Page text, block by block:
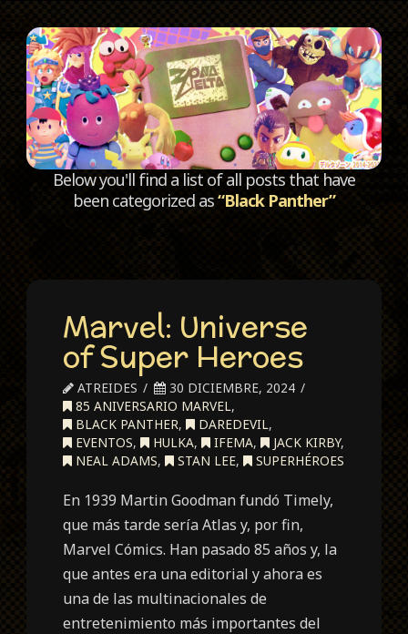
Below you'll find a list of all posts that have
been categorized as“Black Panther”
Marvel: Universe
of Super Heroes
ATREIDES
30 DICIEMBRE, 2024
85 ANIVERSARIO MARVEL,
BLACK PANTHER, DAREDEVIL,
EVENTOS, HULKA, IFEMA, JACK KIRBY,
NEAL ADAMS, STAN LEE, SUPERHÉROES
En 1939 Martin Goodman fundó Timely,
que más tarde sería Atlas y, por fin,
Marvel Cómics. Han pasado 85 años y, la
que antes era una editorial y ahora es
una de las multinacionales de
entretenimiento más importantes del